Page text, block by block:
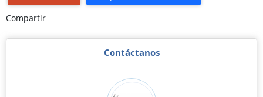
Compartir
Contáctanos